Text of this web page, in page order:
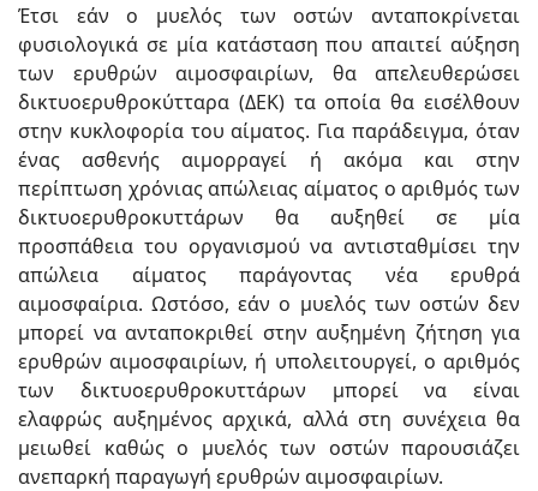
Έτσι εάν ο μυελός των οστών ανταποκρίνεται
φυσιολογικά σε μία κατάσταση που απαιτεί αύξηση
των ερυθρών αιμοσφαιρίων, θα απελευθερώσει
δικτυοερυθροκύτταρα (ΔΕΚ) τα οποία θα εισέλθουν
στην κυκλοφορία του αίματος. Για παράδειγμα, όταν
ένας ασθενής αιμορραγεί ή ακόμα και στην
περίπτωση χρόνιας απώλειας αίματος ο αριθμός των
δικτυοερυθροκυττάρων θα αυξηθεί σε μία
προσπάθεια του οργανισμού να αντισταθμίσει την
απώλεια αίματος παράγοντας νέα ερυθρά
αιμοσφαίρια. Ωστόσο, εάν ο μυελός των οστών δεν
μπορεί να ανταποκριθεί στην αυξημένη ζήτηση για
ερυθρών αιμοσφαιρίων, ή υπολειτουργεί, ο αριθμός
των δικτυοερυθροκυττάρων μπορεί να είναι
ελαφρώς αυξημένος αρχικά, αλλά στη συνέχεια θα
μειωθεί καθώς ο μυελός των οστών παρουσιάζει
ανεπαρκή παραγωγή ερυθρών αιμοσφαιρίων.